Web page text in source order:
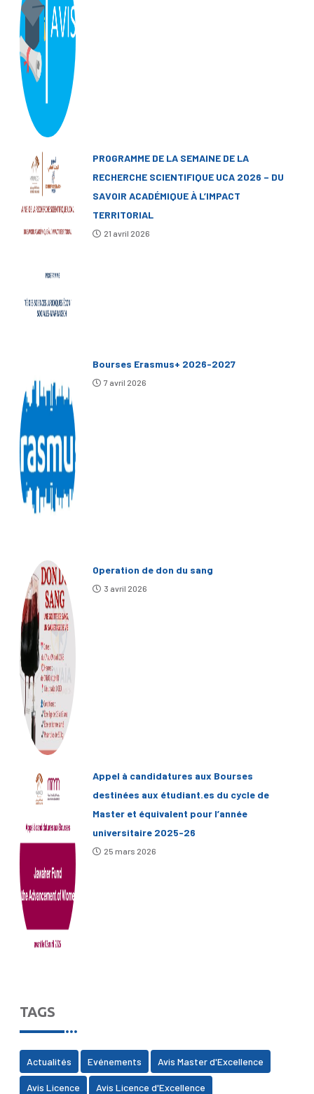
PROGRAMME DE LA SEMAINE DE LA
RECHERCHE SCIENTIFIQUE UCA 2026 – DU
SAVOIR ACADÉMIQUE À L’IMPACT
TERRITORIAL
21 avril 2026
Bourses Erasmus+ 2026-2027
7 avril 2026
Operation de don du sang
3 avril 2026
Appel à candidatures aux Bourses
destinées aux étudiant.es du cycle de
Master et équivalent pour l’année
universitaire 2025-26
25 mars 2026
TAGS
Actualités Evénements Avis Master d'Excellence
Avis Licence Avis Licence d'Excellence